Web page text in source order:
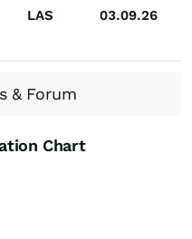
LAS 03.09.26
& Forum
Chart